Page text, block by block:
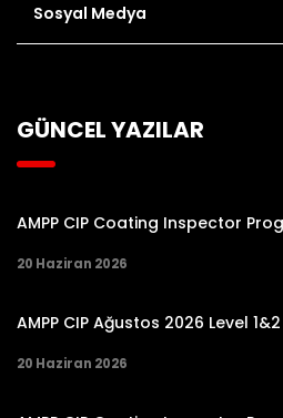
Sosyal Medya
GÜNCEL YAZILAR
AMPP CIP Coating Inspector
20 Haziran 2026
AMPP CIP Ağustos 2026 Level
20 Haziran 2026